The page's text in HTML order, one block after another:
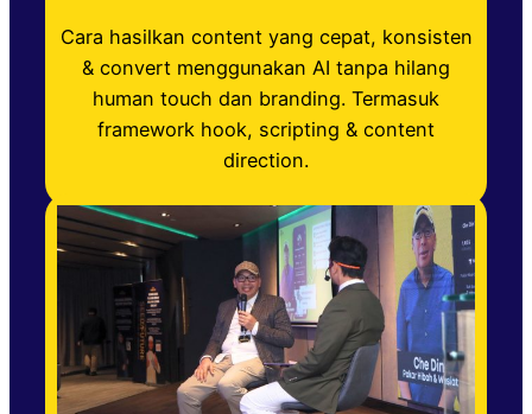
Cara hasilkan content yang cepat, konsisten
& convert menggunakan AI tanpa hilang
human touch dan branding. Termasuk
framework hook, scripting & content
direction.